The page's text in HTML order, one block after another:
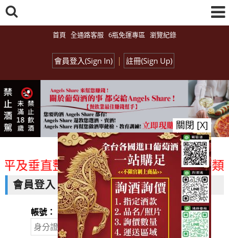
首頁 全通路客服 6瓶免運專區 瀏覽紀錄
會員登入(Sign In) | 註冊(Sign Up)
及垂直整合、一次購足」各國進口酒
會員登入
帳號：
關閉 [X]